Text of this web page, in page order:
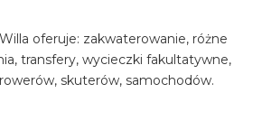
oferuje: zakwaterowanie, różne
transfery, wycieczki fakultatywne,
skuterów, samochodów.